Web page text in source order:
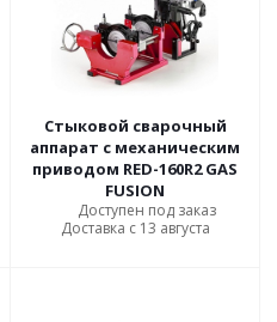
Стыковой сварочный
аппарат с механическим
приводом RED-160R2 GAS
FUSION
Доступен под заказ
Доставка с 13 августа